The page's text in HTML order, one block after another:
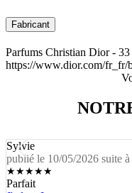
Fabricant
Parfums Christian Dior -
https://www.dior.com/fr_fr/
Sylvie
publié le 10/05/2026 suite
★★★★★
Parfait